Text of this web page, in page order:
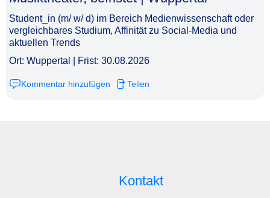
Student_in (m/ w/ d) im Bereich Medienwissenschaft oder
vergleichbares Studium, Affinität zu Social-Media und
aktuellen Trends
Ort: Wuppertal | Frist: 30.08.2026
Kommentar hinzufügen Teilen
Kontakt